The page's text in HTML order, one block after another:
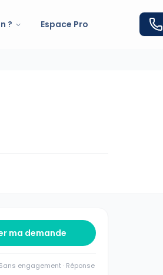
? Espace Pro
ma demande
engagement · Réponse